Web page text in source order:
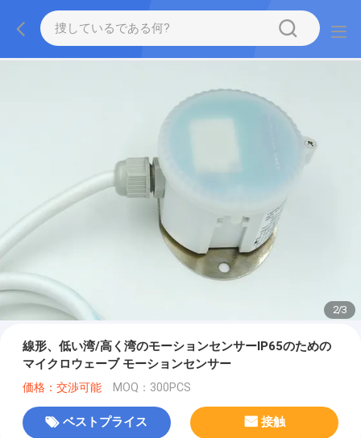
2/3
線形、低い湾/高く湾のモーションセンサーIP65のための
マイクロウェーブ モーションセンサー
価格：交渉可能 MOQ：300PCS
ベストプライス 接触